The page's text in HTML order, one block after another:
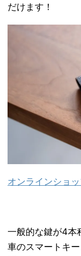
だけます！
オンラインショ
一般的な鍵が4本
車のスマートキ